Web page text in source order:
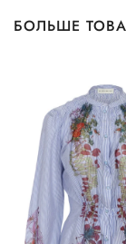
БОЛЬШЕ